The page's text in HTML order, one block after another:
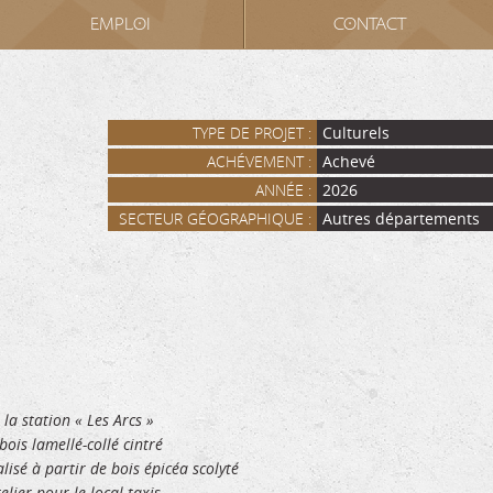
EMPLOI CONTACT
TYPE DE PROJET :
Culturels
ACHÉVEMENT : Achevé
ANNÉE : 2026
SECTEUR GÉOGRAPHIQUE : Autres départements
station « Les Arcs »
lamellé-collé cintré
à partir de bois épicéa scolyté